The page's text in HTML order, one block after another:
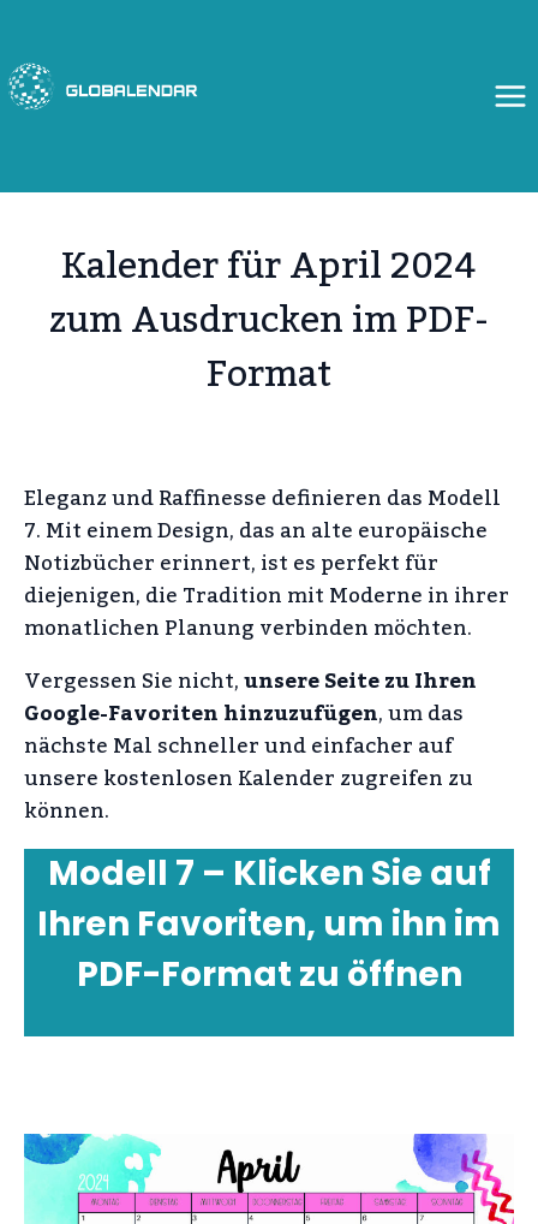
springen
Kalender für April 2024
zum Ausdrucken im PDF-
Format
Eleganz und Raffinesse definieren das Modell
7. Mit einem Design, das an alte europäische
Notizbücher erinnert, ist es perfekt für
diejenigen, die Tradition mit Moderne in ihrer
monatlichen Planung verbinden möchten.
Vergessen Sie nicht,unsere Seite zu Ihren
Google-Favoriten hinzuzufügen, um das
nächste Mal schneller und einfacher auf
unsere kostenlosen Kalender zugreifen zu
können.
Modell 7 – Klicken Sie auf
Ihren Favoriten, um ihn im
PDF-Format zu öffnen